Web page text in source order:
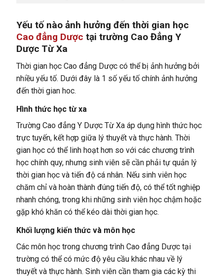
Yếu tố nào ảnh hưởng đến thời gian học
Cao đẳng Dược tại trường Cao Đẳng Y
Dược Từ Xa
Thời gian học Cao đẳng Dược có thể bị ảnh hưởng bởi
nhiều yếu tố. Dưới đây là 1 số yếu tố chính ảnh hưởng
đến thời gian hoc.
Hình thức học từ xa
Trường Cao đẳng Y Dược Từ Xa áp dụng hình thức học
trực tuyến, kết hợp giữa lý thuyết và thực hành. Thời
gian học có thể linh hoạt hơn so với các chương trình
học chính quy, nhưng sinh viên sẽ cần phải tự quản lý
thời gian học và tiến độ cá nhân. Nếu sinh viên học
chăm chỉ và hoàn thành đúng tiến độ, có thể tốt nghiệp
nhanh chóng, trong khi những sinh viên học chậm hoặc
gặp khó khăn có thể kéo dài thời gian học.
Khối lượng kiến thức và môn học
Các môn học trong chương trình Cao đẳng Dược tại
trường có thể có mức độ yêu cầu khác nhau về lý
thuyết và thực hành. Sinh viên cần tham gia các kỳ thi